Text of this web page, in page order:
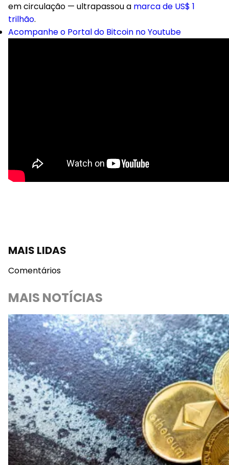
em circulação — ultrapassou a marca de US$ 1
trilhão.
Acompanhe o Portal do Bitcoin no Youtube
MAIS LIDAS
Comentários
MAIS NOTÍCIAS